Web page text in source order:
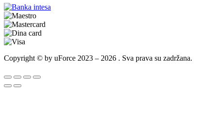
Copyright © by uForce 2023 – 2026 . Sva prava su zadržana.